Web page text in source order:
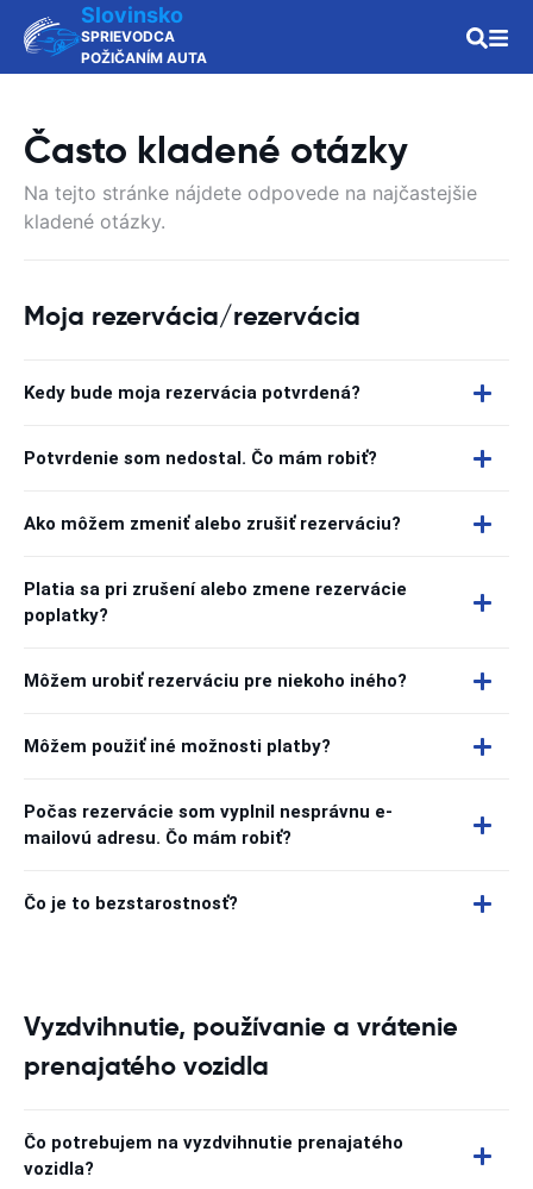
Slovinsko
SPRIEVODCA
POŽIČANÍM AUTA
Často kladené otázky
Na tejto stránke nájdete odpovede na najčastejšie
kladené otázky.
Moja rezervácia/rezervácia
Kedy bude moja rezervácia potvrdená?
Potvrdenie som nedostal. Čo mám robiť?
Ako môžem zmeniť alebo zrušiť rezerváciu?
Platia sa pri zrušení alebo zmene rezervácie
poplatky?
Môžem urobiť rezerváciu pre niekoho iného?
Môžem použiť iné možnosti platby?
Počas rezervácie som vyplnil nesprávnu e-
mailovú adresu. Čo mám robiť?
Čo je to bezstarostnosť?
Vyzdvihnutie, používanie a vrátenie
prenajatého vozidla
Čo potrebujem na vyzdvihnutie prenajatého
vozidla?